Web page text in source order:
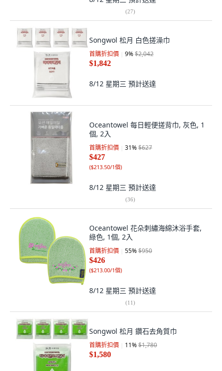
(27)
Songwol 松月 白色搓澡巾
首購折扣價 9%$2,042
$1,842
8/12 星期三 預計送達
Oceantowel 每日輕便搓背巾, 灰色, 1
個, 2入
首購折扣價 31%$627
$427
($213.50/1個)
8/12 星期三 預計送達
(36)
Oceantowel 花朵刺繡海綿沐浴手套,
綠色, 1個, 2入
首購折扣價 55%$950
$426
($213.00/1個)
8/12 星期三 預計送達
(11)
Songwol 松月 鑽石去角質巾
首購折扣價 11%$1,780
$1,580